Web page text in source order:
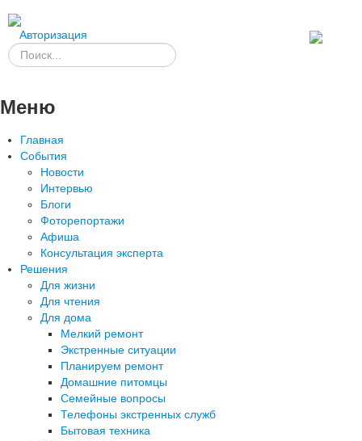
Авторизация
Меню
Главная
События
Новости
Интервью
Блоги
Фоторепортажи
Афиша
Консультация эксперта
Решения
Для жизни
Для чтения
Для дома
Мелкий ремонт
Экстренные ситуации
Планируем ремонт
Домашние питомцы
Семейные вопросы
Телефоны экстренных служб
Бытовая техника